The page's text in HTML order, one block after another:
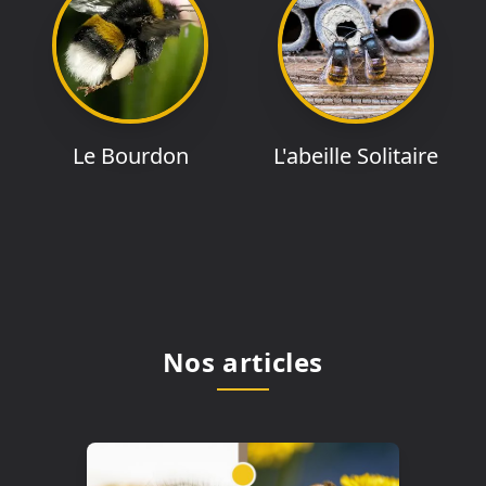
Le Bourdon L'abeille Solitaire
Nos articles